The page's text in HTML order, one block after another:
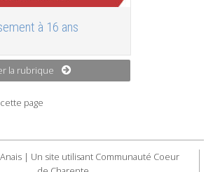
à 16 ans
la rubrique
page
| Un site utilisant Communauté Coeur